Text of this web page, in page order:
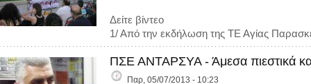
Δείτε βίντεο
1/ Από την εκδήλωση της ΤΕ Αγίας
ΠΣΕ ΑΝΤΑΡΣΥΑ - Άμεσα πιεστικά
Παρ, 05/07/2013 - 10:23